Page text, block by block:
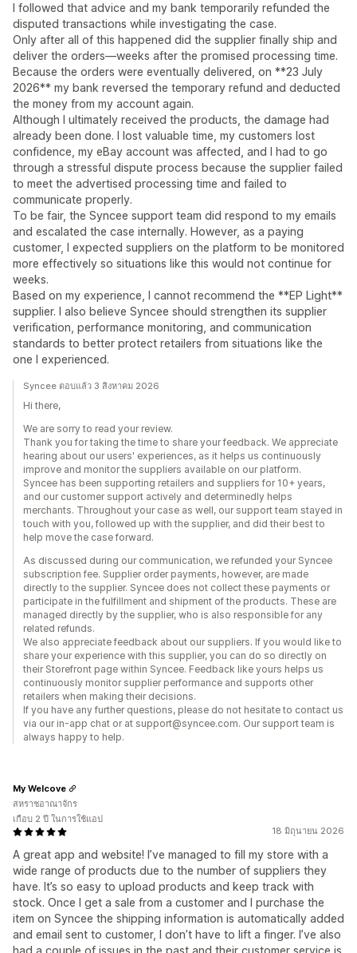
I followed that advice and my bank temporarily refunded the
disputed transactions while investigating the case.
Only after all of this happened did the supplier finally ship and
deliver the orders—weeks after the promised processing time.
Because the orders were eventually delivered, on **23 July
2026** my bank reversed the temporary refund and deducted
the money from my account again.
Although I ultimately received the products, the damage had
already been done. I lost valuable time, my customers lost
confidence, my eBay account was affected, and I had to go
through a stressful dispute process because the supplier failed
to meet the advertised processing time and failed to
communicate properly.
To be fair, the Syncee support team did respond to my emails
and escalated the case internally. However, as a paying
customer, I expected suppliers on the platform to be monitored
more effectively so situations like this would not continue for
weeks.
Based on my experience, I cannot recommend the **EP Light**
supplier. I also believe Syncee should strengthen its supplier
verification, performance monitoring, and communication
standards to better protect retailers from situations like the
one I experienced.
Syncee ตอบแล้ว 3 สิงหาคม 2026
Hi there,
We are sorry to read your review.
Thank you for taking the time to share your feedback. We appreciate
hearing about our users' experiences, as it helps us continuously
improve and monitor the suppliers available on our platform.
Syncee has been supporting retailers and suppliers for 10+ years,
and our customer support actively and determinedly helps
merchants. Throughout your case as well, our support team stayed in
touch with you, followed up with the supplier, and did their best to
help move the case forward.
As discussed during our communication, we refunded your Syncee
subscription fee. Supplier order payments, however, are made
directly to the supplier. Syncee does not collect these payments or
participate in the fulfillment and shipment of the products. These are
managed directly by the supplier, who is also responsible for any
related refunds.
We also appreciate feedback about our suppliers. If you would like to
share your experience with this supplier, you can do so directly on
their Storefront page within Syncee. Feedback like yours helps us
continuously monitor supplier performance and supports other
retailers when making their decisions.
If you have any further questions, please do not hesitate to contact us
via our in-app chat or at support@syncee.com. Our support team is
always happy to help.
18 มิถุนายน 2026
A great app and website! I’ve managed to fill my store with a
wide range of products due to the number of suppliers they
have. It’s so easy to upload products and keep track with
stock. Once I get a sale from a customer and I purchase the
item on Syncee the shipping information is automatically added
and email sent to customer, I don’t have to lift a finger. I’ve also
My Welcove
สหราชอาณาจักร
เกือบ 2 ปี ในการใช้แอป